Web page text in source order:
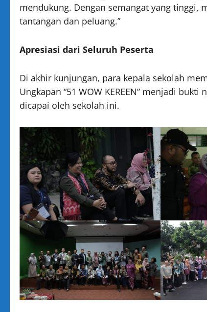
mendukung. Dengan semangat yang tinggi,
tantangan dan peluang.”
Apresiasi dari Seluruh Peserta
Di akhir kunjungan, para kepala sekolah
Ungkapan “51 WOW KEREEN” menjadi
dicapai oleh sekolah ini.